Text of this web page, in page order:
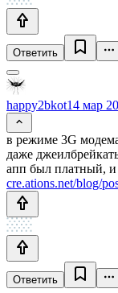
Ответить
happy2bkot14 мар
в режиме 3G
даже
апп был платный, и
cre.ations.net/blog/
Ответить